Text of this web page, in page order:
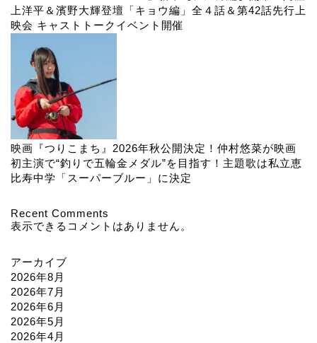
上洋平＆濱野大輝登壇「キョウ編」全４話＆第42話先行上
映会 キャストトークイベント開催
映画『つりこまち』2026年秋公開決定！仲村悠菜が映画
初主演で“釣りで五輪金メダル”を目指す！主題歌は私立恵
比寿中学「スーパーブルー」に決定
Recent Comments
表示できるコメントはありません。
アーカイブ
2026年8月
2026年7月
2026年6月
2026年5月
2026年4月